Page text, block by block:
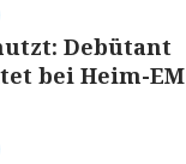
Debütant
bei Heim-EM